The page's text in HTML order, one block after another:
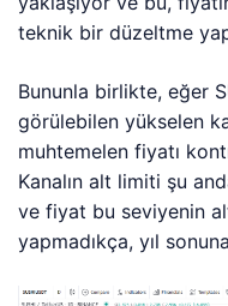
teknik bir düzeltme
Bununla birlikte, eğer
görülebilen yükselen
muhtemelen fiyatı
Kanalın alt limiti şu
ve fiyat bu seviyenin
yapmadıkça, yıl